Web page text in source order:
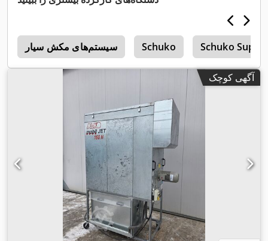
سیستم‌های مکش سیار Schuko Schuko
آگهی کوچک